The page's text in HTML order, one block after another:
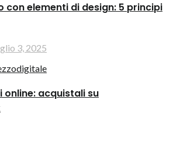
con elementi di design: 5 principi
3, 2025
acquistali su